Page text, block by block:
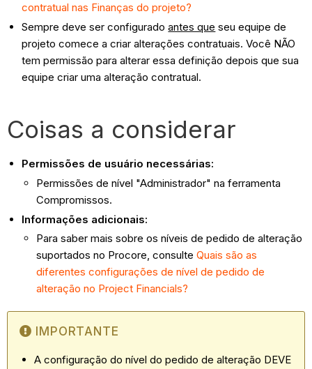
contratual nas Finanças do projeto?
Sempre deve ser configuradoantes que seu equipe de
projeto comece a criar alterações contratuais. Você NÃO
tem permissão para alterar essa definição depois que sua
equipe criar uma alteração contratual.
Coisas a considerar
Permissões de usuário necessárias:
Permissões de nível "Administrador" na ferramenta
Compromissos.
Informações adicionais:
Para saber mais sobre os níveis de pedido de alteração
suportados no Procore, consulteQuais são as
diferentes configurações de nível de pedido de
alteração no Project Financials?
IMPORTANTE
A configuração do nível do pedido de alteração DEVE